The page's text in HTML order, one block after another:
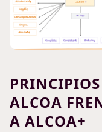
PRINCIPIOS
ALCOA
A ALCOA+